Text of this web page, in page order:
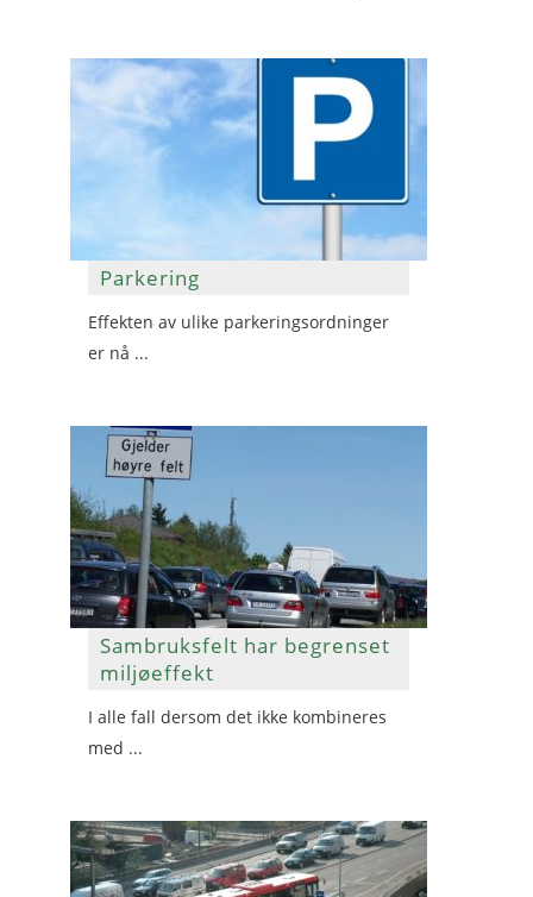
Parkering
Effekten av ulike parkeringsordninger
er nå ...
Sambruksfelt har begrenset
miljøeffekt
I alle fall dersom det ikke kombineres
med ...